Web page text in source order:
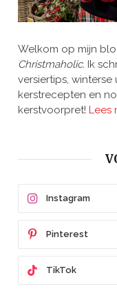
Welkom op mijn
Christmaholic. Ik
versiertips, winterse
kerstrecepten en
kerstvoorpret! Lees
Instagram
Pinterest
TikTok